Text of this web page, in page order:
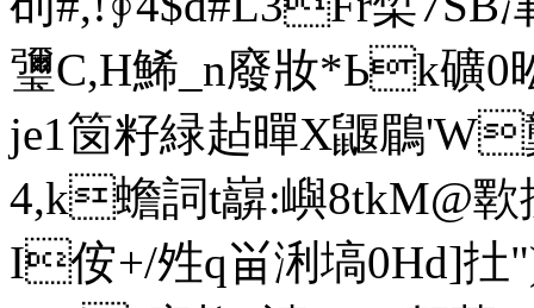
瓕C,H鯑_n廢妝*Ьk礦0
je1笝籽緑趈暺X鼴鶥
4,k蟾詞t巐:嶼8tkM@
I侒+/夝q畄浰塙0Hd]扗